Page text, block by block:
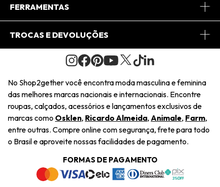
Journal
Saiu na Mídia
Sustentabilidade
Navegando
Termos e Condições
Central de Relacionamento
Regulamento e Promoções
FERRAMENTAS
Minha Conta
Pedido de Presente
Wishlist
TROCAS E DEVOLUÇÕES
Condições Gerais
Troca Fácil
Restituição de Pagamento
Dúvidas Frequentes
Termos e Condições
Política de Privacidade
No Shop2gether você encontra moda masculina e feminina
das melhores marcas nacionais e internacionais. Encontre
roupas, calçados, acessórios e lançamentos exclusivos de
marcas como Osklen, Ricardo Almeida, Animale, Farm,
entre outras. Compre online com segurança, frete para todo
o Brasil e aproveite nossas facilidades de pagamento.
FORMAS DE PAGAMENTO